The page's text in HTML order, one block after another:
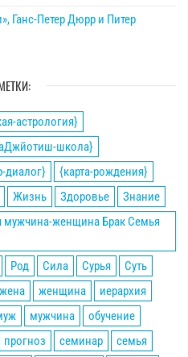
Ганс-Петер Дюрр и Питер
астрология}
школа}
диалог}
{карта-рождения}
Жизнь Здоровье
Знание
женщина Брак Семья
Род Сила Сурья
Суть
жена женщина
иерархия
мужчина
обучение
прогноз семинар
семья